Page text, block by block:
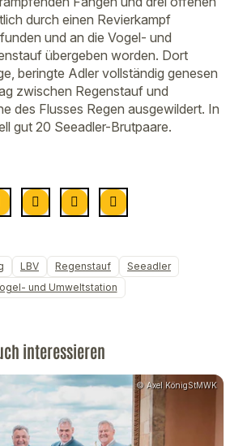
durch einen Revierkampf
und an die Vogel- und
übergeben worden. Dort
beringte Adler vollständig genesen
zwischen Regenstauf und
des Flusses Regen ausgewildert. In
gut 20 Seeadler-Brutpaare.
LBV Regenstauf
Seeadler
und Umweltstation
interessieren
© Axel KönigStMWK